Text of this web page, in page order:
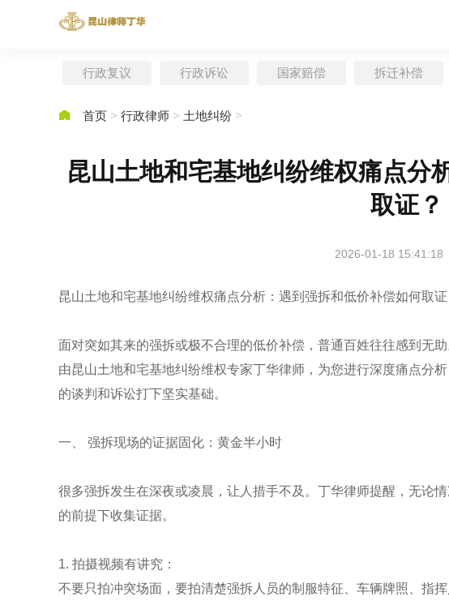
行政复议 行政诉讼 国家赔偿 拆迁补偿
 首页 > 行政律师 > 土地纠纷 >
昆山土地和宅基地纠纷维权痛点分
取证？
2026-01-18 15:41:18
昆山土地和宅基地纠纷维权痛点分析：遇到强拆和低价补偿如何取证
面对突如其来的强拆或极不合理的低价补偿，普通百姓往往感到无
由昆山土地和宅基地纠纷维权专家丁华律师，为您进行深度痛点分
的谈判和诉讼打下坚实基础。
一、 强拆现场的证据固化：黄金半小时
很多强拆发生在深夜或凌晨，让人措手不及。丁华律师提醒，无论
的前提下收集证据。
1. 拍摄视频有讲究：
不要只拍冲突场面，要拍清楚强拆人员的制服特征、车辆牌照、指